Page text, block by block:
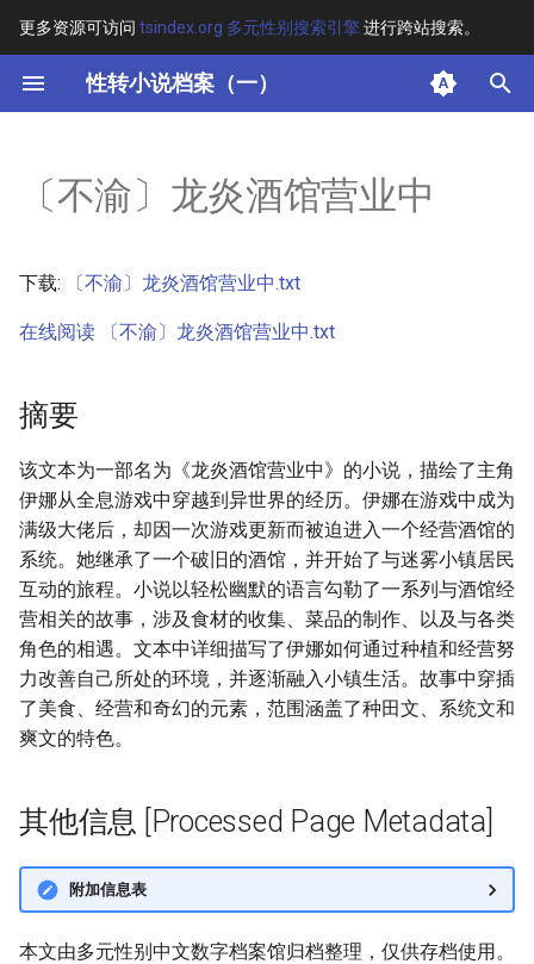
更多资源可访问 tsindex.org 多元性别搜索引擎进行跨站搜索。
性转小说档案（一）
键
搜
索
其他信息 [Processed Page
〔不渝〕龙炎酒馆营业中
下载: 〔不渝〕龙炎酒馆营业中.txt
在线阅读 〔不渝〕龙炎酒馆营业中.txt
摘要
该文本为一部名为《龙炎酒馆营业中》的小说，描绘了主角
伊娜从全息游戏中穿越到异世界的经历。伊娜在游戏中成为
满级大佬后，却因一次游戏更新而被迫进入一个经营酒馆的
系统。她继承了一个破旧的酒馆，并开始了与迷雾小镇居民
互动的旅程。小说以轻松幽默的语言勾勒了一系列与酒馆经
营相关的故事，涉及食材的收集、菜品的制作、以及与各类
角色的相遇。文本中详细描写了伊娜如何通过种植和经营努
力改善自己所处的环境，并逐渐融入小镇生活。故事中穿插
了美食、经营和奇幻的元素，范围涵盖了种田文、系统文和
爽文的特色。
其他信息 [Processed Page Metadata]
附加信息表
本文由多元性别中文数字档案馆归档整理，仅供存档使用。